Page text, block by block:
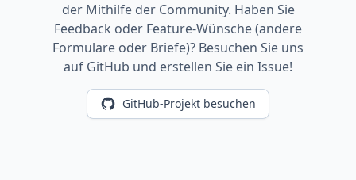
der Mithilfe der Community. Haben Sie
Feedback oder Feature-Wünsche (andere
Formulare oder Briefe)? Besuchen Sie uns
auf GitHub und erstellen Sie ein Issue!
GitHub-Projekt besuchen